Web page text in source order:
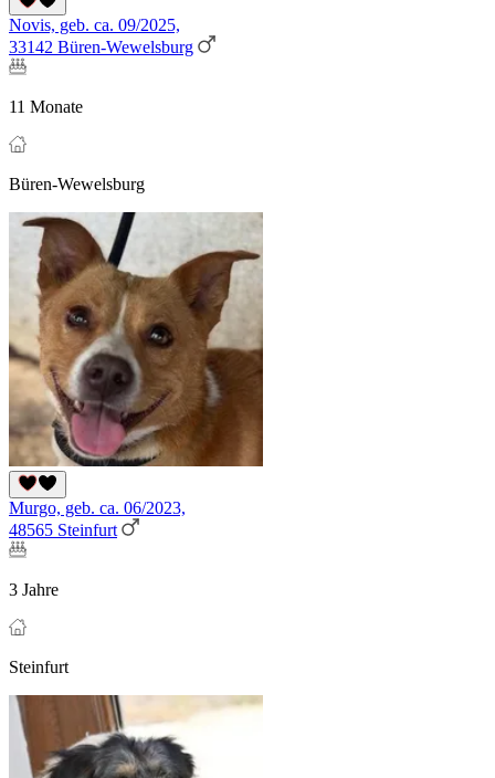
Novis, geb. ca. 09/2025,
33142 Büren-Wewelsburg
11 Monate
Büren-Wewelsburg
Murgo, geb. ca. 06/2023,
48565 Steinfurt
3 Jahre
Steinfurt